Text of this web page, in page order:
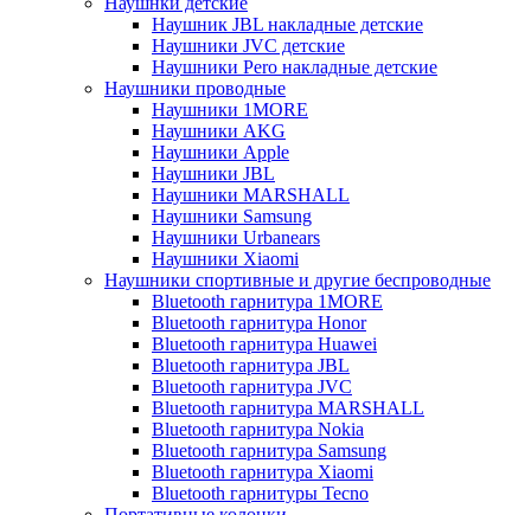
Наушник JBL накладные детские
Наушники JVC детские
Наушники Pero накладные детские
Наушники проводные
Наушники 1MORE
Наушники AKG
Наушники Apple
Наушники JBL
Наушники MARSHALL
Наушники Samsung
Наушники Urbanears
Наушники Xiaomi
Наушники спортивные и другие беспроводные
Bluetooth гарнитура 1MORE
Bluetooth гарнитура Honor
Bluetooth гарнитура Huawei
Bluetooth гарнитура JBL
Bluetooth гарнитура JVC
Bluetooth гарнитура MARSHALL
Bluetooth гарнитура Nokia
Bluetooth гарнитура Samsung
Bluetooth гарнитура Xiaomi
Bluetooth гарнитуры Tecno